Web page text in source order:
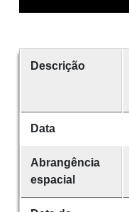
Descrição
Data
Abrangência
espacial